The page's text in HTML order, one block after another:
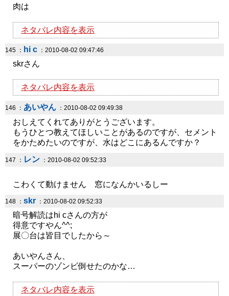
肉は
ネタバレ内容を表示
145 ： hi c ：2010-08-02 09:47:46
skrさん
ネタバレ内容を表示
146 ： あいやん ：2010-08-02 09:49:38
おしえてくれてありがとうございます。
もうひとつ教えてほしいことがあるのですが、セメント
をかためたいのですが、水はどこにあるんですか？
147 ： レン ：2010-08-02 09:52:33
こわくて動けません 窓になんかいるしー
148 ： skr ：2010-08-02 09:52:33
暗号解読はhi cさんの方が
得意ですやん^^;
展〇台は皆目でしたから～
あいやんさん、
スーパーのゾンビ倒せたのかな…
ネタバレ内容を表示